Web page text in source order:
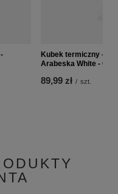
Kubek termiczny -
Arabeska White -
89,99 zł / szt.